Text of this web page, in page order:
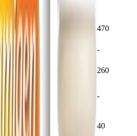
64
470
1,59 -
260
1,13 -
5,4
40